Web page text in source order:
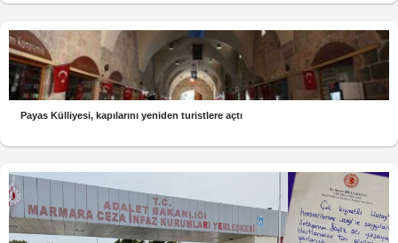
Payas Külliyesi, kapılarını yeniden turistlere açtı